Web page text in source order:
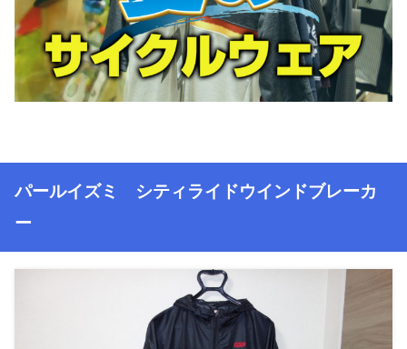
パールイズミ シティライドウインドブレーカ
ー